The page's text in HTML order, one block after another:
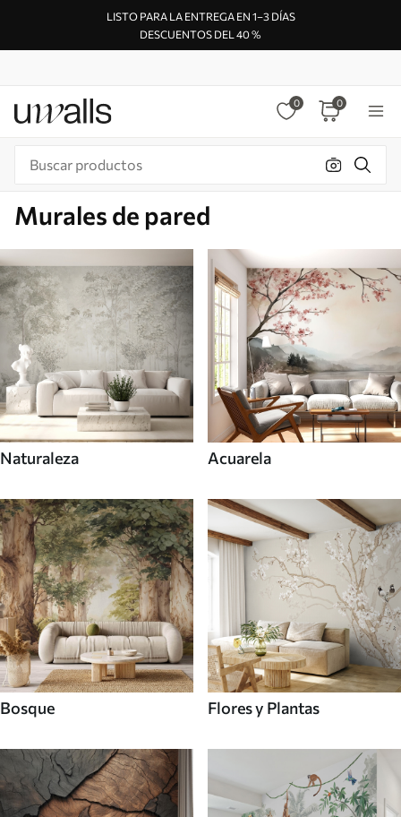
LISTO PARA LA ENTREGA EN 1–3 DÍAS
DESCUENTOS DEL 40 %
0 0
Murales de pared
Naturaleza Acuarela
Bosque Flores y Plantas